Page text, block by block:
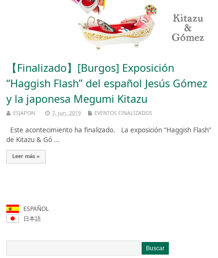
【Finalizado】[Burgos] Exposición
“Haggish Flash” del español Jesús Gómez
y la japonesa Megumi Kitazu
ESJAPON 7, jun, 2019 EVENTOS FINALIZADOS
Este acontecimiento ha finalizado. La exposición “Haggish Flash”
de Kitazu & Gó ...
Leer más »
ESPAÑOL
日本語